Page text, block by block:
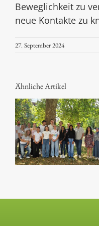
Beweglichkeit zu
neue Kontakte zu
27. September 2024
Ähnliche Artikel